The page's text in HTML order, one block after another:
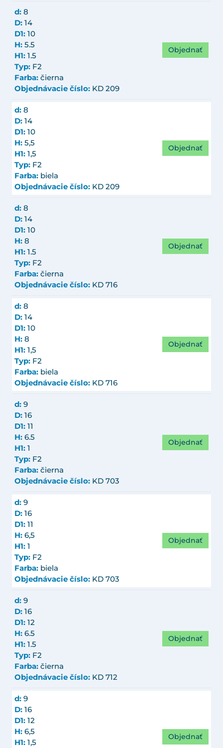
d: 8
D: 14
D1: 10
H: 5.5
H1: 1.5
Typ: F2
Farba: čierna
Objednávacie číslo: KD 209
Objednať
d: 8
D: 14
D1: 10
H: 5,5
H1: 1,5
Typ: F2
Farba: biela
Objednávacie číslo: KD 209
Objednať
d: 8
D: 14
D1: 10
H: 8
H1: 1.5
Typ: F2
Farba: čierna
Objednávacie číslo: KD 716
Objednať
d: 8
D: 14
D1: 10
H: 8
H1: 1,5
Typ: F2
Farba: biela
Objednávacie číslo: KD 716
Objednať
d: 9
D: 16
D1: 11
H: 6.5
H1: 1
Typ: F2
Farba: čierna
Objednávacie číslo: KD 703
Objednať
d: 9
D: 16
D1: 11
H: 6,5
H1: 1
Typ: F2
Farba: biela
Objednávacie číslo: KD 703
Objednať
d: 9
D: 16
D1: 12
H: 6.5
H1: 1.5
Typ: F2
Farba: čierna
Objednávacie číslo: KD 712
Objednať
d: 9
D: 16
D1: 12
H: 6,5
H1: 1,5
Objednať